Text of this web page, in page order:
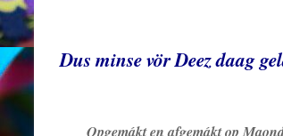
Dus minse vör Deez daag
Opgemákt en afgemákt op